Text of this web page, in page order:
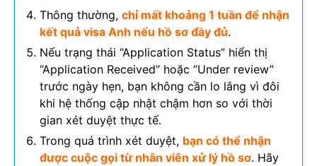
Thông thường, chỉ mất khoảng 1 tuần để nhận
kết quả visa Anh nếu hồ sơ đầy đủ.
Nếu trạng thái “Application Status” hiển thị
“Application Received” hoặc “Under review”
trước ngày hẹn, bạn không cần lo lắng vì đôi
khi hệ thống cập nhật chậm hơn so với thời
gian xét duyệt thực tế.
Trong quá trình xét duyệt, bạn có thể nhận
được cuộc gọi từ nhân viên xử lý hồ sơ. Hãy